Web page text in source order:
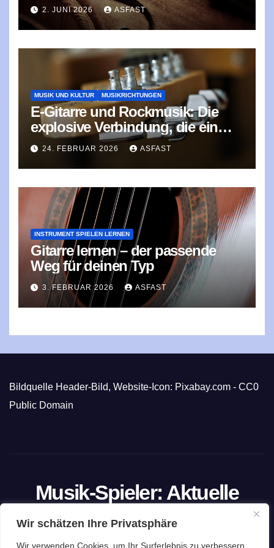
Wir schätzen Ihre Privatsphäre
Wir verwenden Cookies, um Ihr Surferlebnis zu verbessern,
2. JUNI 2026 ASFAST
MUSIK UND KULTUR MUSIKRICHTUNGEN
E‑Gitarre und Rockmusik: Die
explosive Verbindung, die ein
Genre prägte
24. FEBRUAR 2026 ASFAST
INSTRUMENT SPIELEN LERNEN
Gitarre lernen – der passende
Weg für deinen Typ
3. FEBRUAR 2026 ASFAST
Bildquelle Header-Bild, Website-Icon: Pixabay.com - CC0
Public Domain
Musik-Spieler: Aktuelle
Trends und exklusive